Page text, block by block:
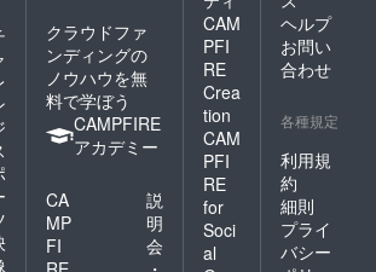
クラウドファ
ンディングの
ノウハウを無
料で学ぼう
CAMPFIRE
アカデミー
CA
MP
FI
説
明
会
CAM
PFI
RE
Crea
tion
CAM
PFI
RE
for
Soci
al
ヘルプ
お問い
合わせ
各種規定
利用規
約
細則
プライ
バシー